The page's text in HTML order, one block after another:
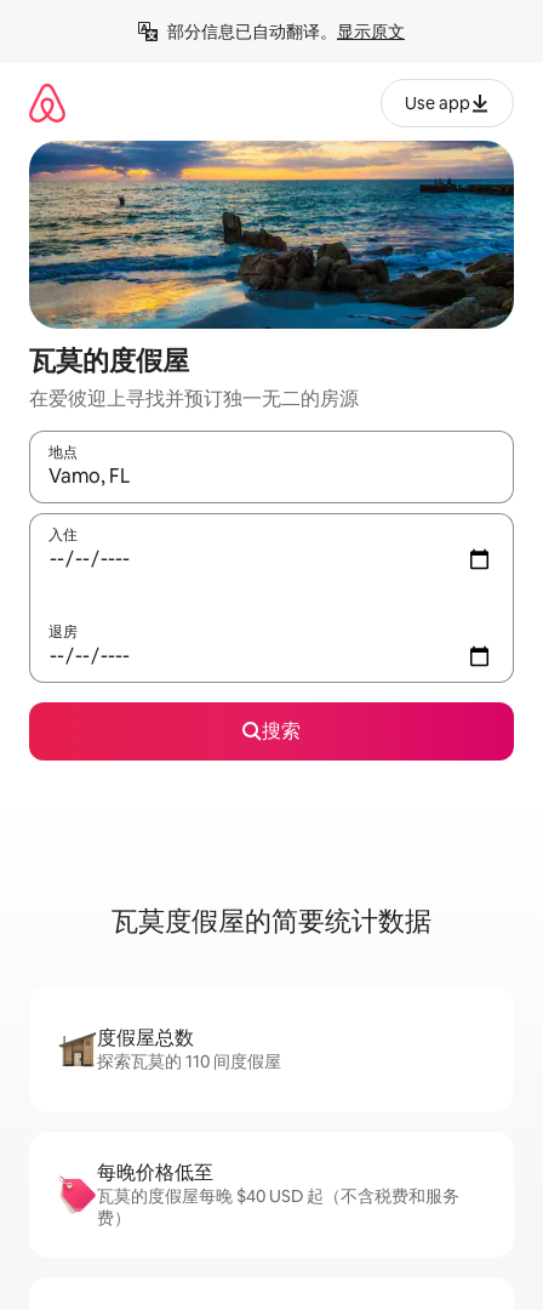
部分信息已自动翻译。 显示原文
Use app
瓦莫的度假屋
在爱彼迎上寻找并预订独一无二的房源
地点
如有搜索结果，请使用上下方向键查看，或通过点击或滑动手势
入住
退房
搜索
瓦莫度假屋的简要统计数据
度假屋总数
探索瓦莫的 110 间度假屋
每晚价格低至
瓦莫的度假屋每晚 $40 USD 起（不含税费和服务
费）